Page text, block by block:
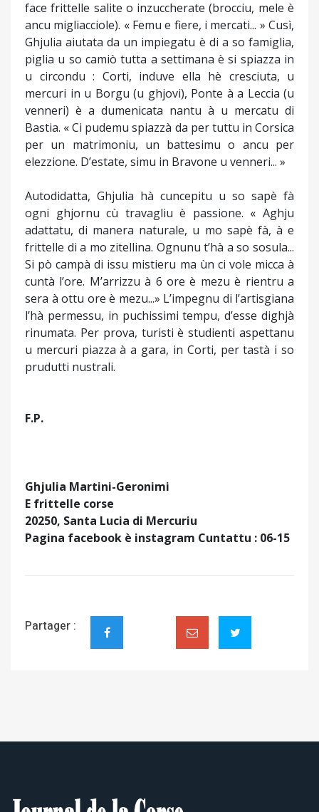
face frittelle salite o inzuccherate (brocciu, mele è
ancu migliacciole). « Femu e fiere, i mercati... » Cusì,
Ghjulia aiutata da un impiegatu è di a so famiglia,
piglia u so camiò tutta a settimana è si spiazza in
u circondu : Corti, induve ella hè cresciuta, u
mercuri in u Borgu (u ghjovi), Ponte à a Leccia (u
venneri) è a dumenicata nantu à u mercatu di
Bastia. « Ci pudemu spiazzà da per tuttu in Corsica
per un matrimoniu, un battesimu o ancu per
elezzione. D’estate, simu in Bravone u venneri... »
Autodidatta, Ghjulia hà cuncepitu u so sapè fà
ogni ghjornu cù travagliu è passione. « Aghju
adattatu, di manera naturale, u mo sapè fà, à e
frittelle di a mo zitellina. Ognunu t’hà a so sosula...
Si pò campà di issu mistieru ma ùn ci vole micca à
cuntà l’ore. M’arrizzu à 6 ore è mezu è rientru a
sera à ottu ore è mezu...» L’impegnu di l’artisgiana
l’hà permessu, in puchissimi tempu, d’esse dighjà
rinumata. Per prova, turisti è studienti aspettanu
u mercuri piazza à a gara, in Corti, per tastà i so
prudutti nustrali.
F.P.
Ghjulia Martini-Geronimi
E frittelle corse
20250, Santa Lucia di Mercuriu
Pagina facebook è instagram Cuntattu : 06-15
Partager :